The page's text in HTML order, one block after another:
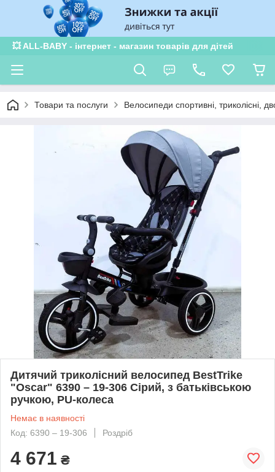
💥 ALL-BABY - інтернет - магазин товарів для дітей
Товари та послуги Велосипеди спортивні, триколісні,
Дитячий триколісний велосипед BestTrike
"Oscar" 6390 – 19-306 Сірий, з батьківською
ручкою, PU-колеса
Немає в наявності
Код: 6390 – 19-306
Роздріб
4 671 ₴